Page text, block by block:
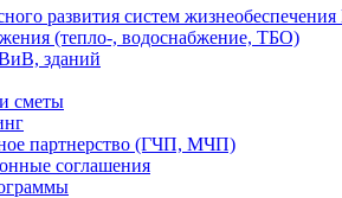
развития систем
(тепло-, водоснабжение, ТБО)
зданий
сметы
партнерство (ГЧП, МЧП)
соглашения